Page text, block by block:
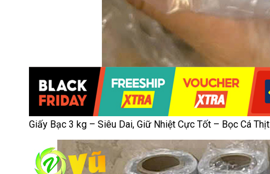
Giấy Bạc 3 kg – Siêu Dai, Giữ Nhiệt Cực Tốt – Bọc Cá